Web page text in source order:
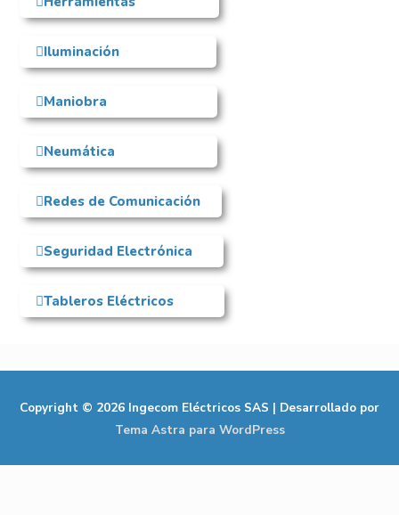
Iluminación
Maniobra
Neumática
Redes de Comunicación
Seguridad Electrónica
Tableros Eléctricos
Copyright © 2026 Ingecom Eléctricos SAS | Desarrollado por
Tema Astra para WordPress